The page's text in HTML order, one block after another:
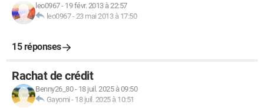
leo0967- 19 févr. 2013 à 22:57
leo0967-23 mai 2013 à 17:50
15 réponses
Rachat de crédit
Benny26_80- 18 juil. 2025 à 09:50
Gayomi - 18 juil. 2025 à 10:51